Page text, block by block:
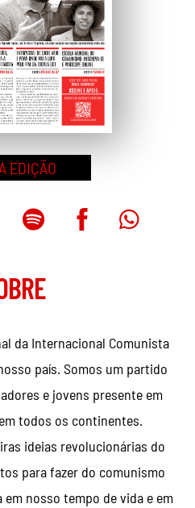
EDIÇÃO
da Internacional Comunista
país. Somos um partido
e jovens presente em
todos os continentes.
ideias revolucionárias do
para fazer do comunismo
nosso tempo de vida e em